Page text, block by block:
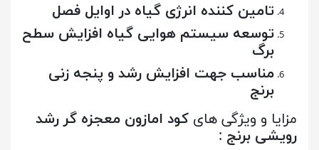
تامین کننده انرژی گیاه در اوایل فصل
توسعه سیستم هوایی گیاه افزایش سطح
برگ
مناسب جهت افزایش رشد و پنجه زنی
برنج
مزایا و ویژگی های کود امازون معجزه گر رشد
رویشی برنج :